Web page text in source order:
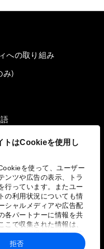
トはCookieを使用し
を使って、ユーザー
ンツや広告の表示、トラ
行っています。またユー
の利用状況についても情
シャルメディアや広告配
各パートナーに情報を共
こで収集された情報は、
トナーに提供した他の情
のサービスを使用した際
拒否
への取り組み
み)